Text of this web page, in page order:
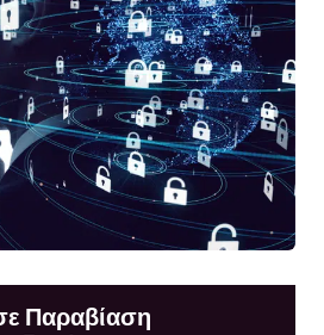
Παραβίαση